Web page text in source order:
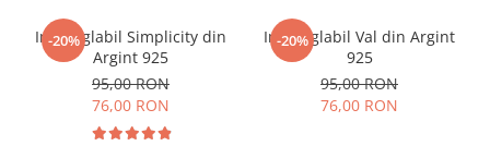
-20%
Inel reglabil Simplicity din
Argint 925
95,00 RON
76,00 RON
-20%
Inel reglabil Val din Argint
925
95,00 RON
76,00 RON